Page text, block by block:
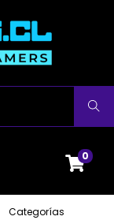
Buscar
0
Categorías